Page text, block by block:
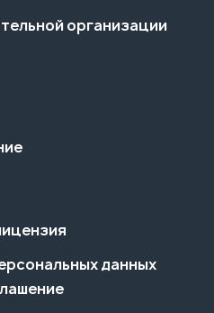
организации
данных